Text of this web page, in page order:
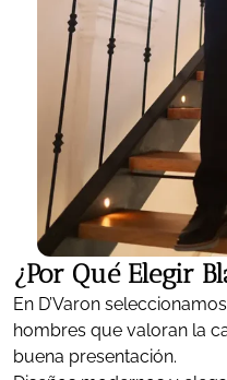
¿Por Qué Elegir
En D’Varon
hombres que valoran la
buena presentación.